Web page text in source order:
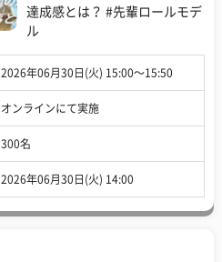
達成感とは？ #先輩ロールモデ
ル
2026年06月30日(火) 15:00〜15:50
オンラインにて実施
300名
2026年06月30日(火) 14:00